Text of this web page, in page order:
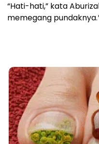
“Hati-hati,” kata
memegang